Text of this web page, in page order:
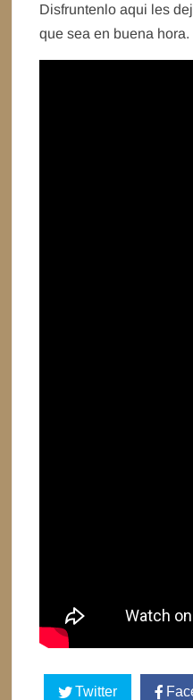
Disfruntenlo aqui les
que sea en buena
Twitter